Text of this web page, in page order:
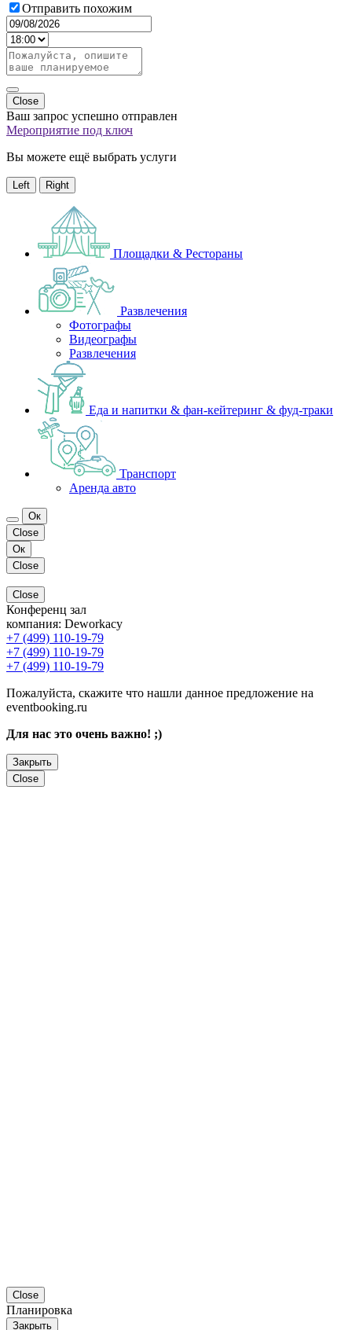
Отправить похожим
Close
Ваш запрос успешно отправлен
Мероприятие под ключ
Вы можете ещё выбрать услуги
Left Right
Площадки & Рестораны
Развлечения
Фотографы
Видеографы
Развлечения
Еда и напитки & фан-кейтеринг & фуд-траки
Транспорт
Аренда авто
Ок
Close
Ок
Close
Close
Конференц зал
компания: Deworkacy
+7 (499) 110-19-79
+7 (499) 110-19-79
+7 (499) 110-19-79
Пожалуйста, скажите что нашли данное предложение на
eventbooking.ru
Для нас это очень важно! ;)
Закрыть
Close
Close
Планировка
Закрыть